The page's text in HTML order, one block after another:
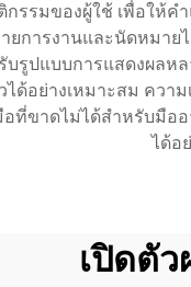
รรมของผู้ใช้ เพื่อให้
การงานและนัดหมา
รูปแบบการแสดงผลห
ด้อย่างเหมาะสม คว
ที่ขาดไม่ได้สำหรับมื
ได้อ
เปิดตั